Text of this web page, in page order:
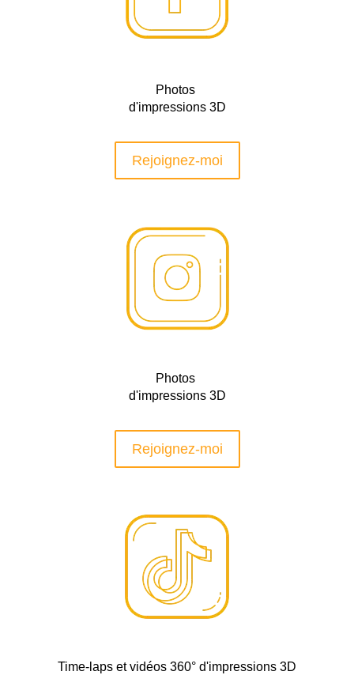
Photos
d'impressions 3D
Rejoignez-moi
Photos
d'impressions 3D
Rejoignez-moi
Time-laps et vidéos 360° d'impressions 3D